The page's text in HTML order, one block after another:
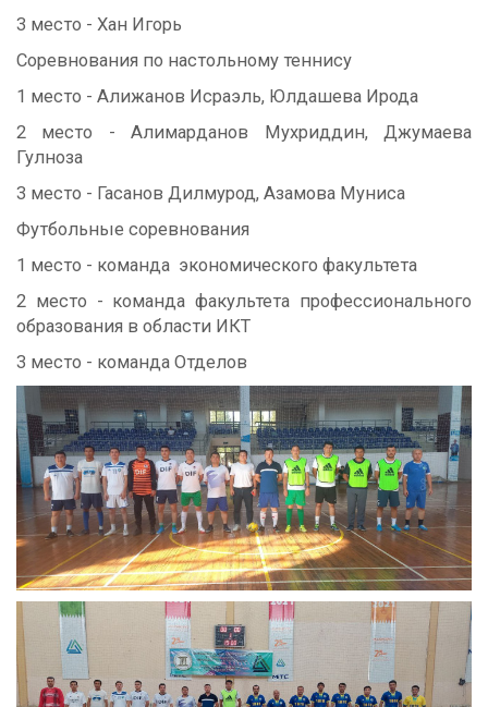
3 место - Хан Игорь
Соревнования по настольному теннису
1 место - Алижанов Исраэль, Юлдашева Ирода
2 место - Алимарданов Мухриддин, Джумаева
Гулноза
3 место - Гасанов Дилмурод, Азамова Муниса
Футбольные соревнования
1 место - команда экономического факультета
2 место - команда факультета профессионального
образования в области ИКТ
3 место - команда Отделов